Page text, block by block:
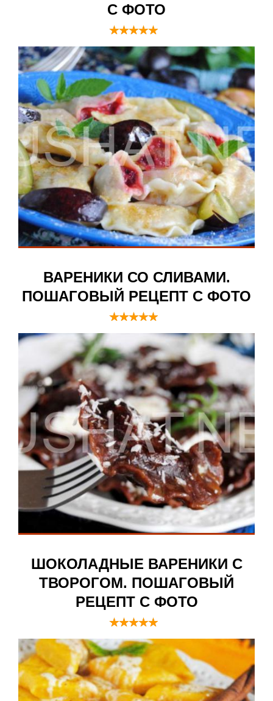
С ФОТО
ВАРЕНИКИ СО СЛИВАМИ.
ПОШАГОВЫЙ РЕЦЕПТ С ФОТО
ШОКОЛАДНЫЕ ВАРЕНИКИ С
ТВОРОГОМ. ПОШАГОВЫЙ
РЕЦЕПТ С ФОТО